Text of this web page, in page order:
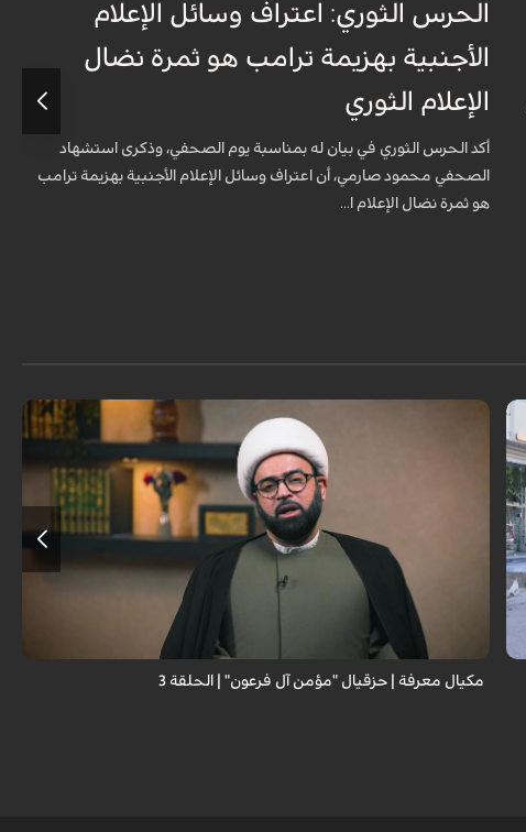
الحرس الثوري: اعتراف وسائل الإعلام
الأجنبية بهزيمة ترامب هو ثمرة نضال
الإعلام الثوري
أكد الحرس الثوري في بيان له بمناسبة يوم الصحفي، وذكرى استشهاد
الصحفي محمود صارمي، أن اعتراف وسائل الإعلام الأجنبية بهزيمة ترامب
هو ثمرة نضال الإعلام ا...
مكيال معرفة | حزقيال "مؤمن آل فرعون" | الحلقة 3